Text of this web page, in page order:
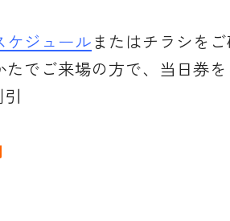
ケジュールまたはチラシをご
でご来場の方で、当日券を